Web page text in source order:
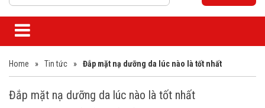
Home » Tin tức » Đắp mặt nạ dưỡng da lúc nào là tốt nhất
Đắp mặt nạ dưỡng da lúc nào là tốt nhất